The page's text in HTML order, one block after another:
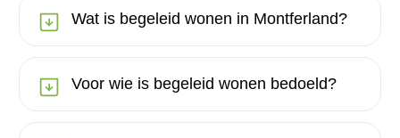
Wat is begeleid wonen in Montferland?
Voor wie is begeleid wonen bedoeld?